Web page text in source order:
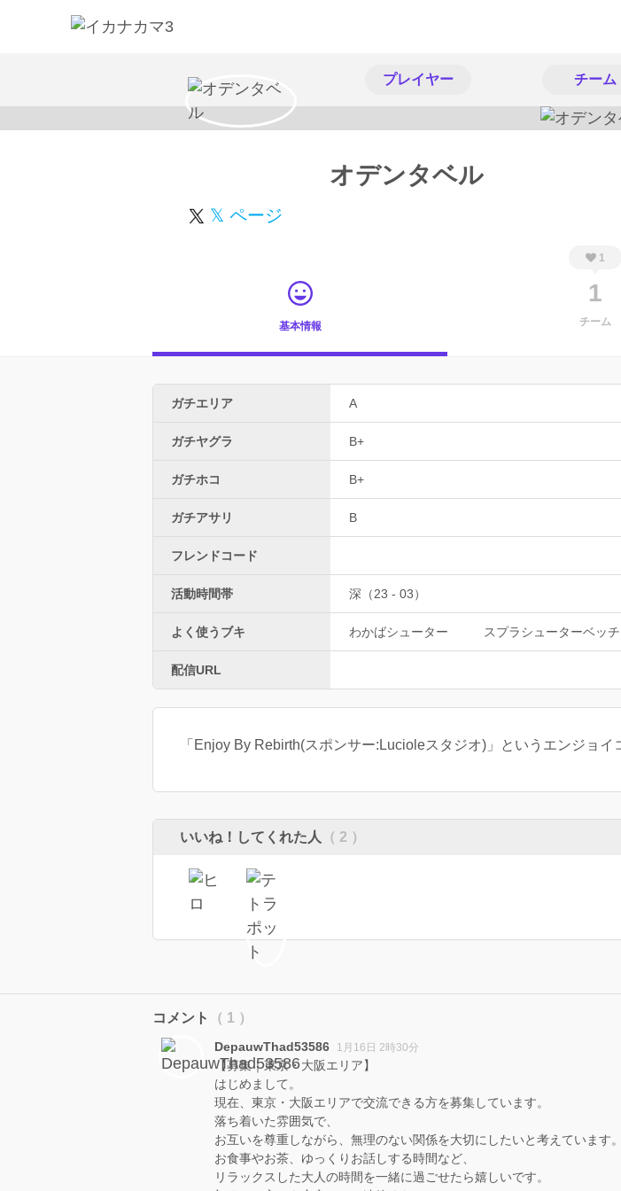
プレイヤー チーム
オデンタベル
𝕏 ページ
基本情報
1
1
チーム
ガチエリア A
ガチヤグラ B+
ガチホコ B+
ガチアサリ B
フレンドコード
活動時間帯 深（23 - 03）
よく使うブキ わかばシューター スプラシューターベッ
配信URL
「Enjoy By Rebirth(スポンサー:Lucioleスタジオ)」というエンジョ
いいね！してくれた人 （ 2 ）
コメント （ 1 ）
DepauwThad53586 1月16日 2時30分
【募集｜東京・大阪エリア】
はじめまして。
現在、東京・大阪エリアで交流できる方を募集しています。
落ち着いた雰囲気で、
お互いを尊重しながら、無理のない関係を大切にしたいと考えています。
お食事やお茶、ゆっくりお話しする時間など、
リラックスした大人の時間を一緒に過ごせたら嬉しいです。